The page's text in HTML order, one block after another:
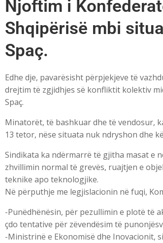
Njoftim i
Shqipërisë mbi
Spaç.
Edhe dje, pavarësisht përpjekjeve të
drejtim të zgjidhjes së konfliktit kolektiv
Spaç.
Minatorët, të bashkuar dhe të vendosur,
13 tetor, nëse situata nuk ndryshon dhe
Sindikata ka ndërmarrë të gjitha masat e
zhvillimin normal të grevës, ruajtjen e
teknike apo teknologjike.
Në përputhje me legjislacionin në fuqi,
-Punëdhënësin, për pezullimin e plotë të
çdo tentative për zëvendësim të
-Ministrinë e Ekonomisë dhe Inovacionit,